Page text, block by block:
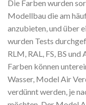
Die Farben wurden
Modellbau die am
anzubieten, und über
wurden Tests
RLM, RAL, FS, BS
Farben können
Wasser, Model Air
verdünnt werden, je